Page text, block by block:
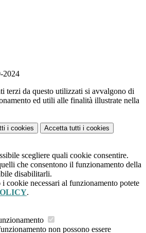
2024
terzi da questo utilizzati si avvalgono di
ed utili alle finalità illustrate nella
i cookies Accetta tutti i cookies
scegliere quali cookie consentire.
che consentono il funzionamento della
disabilitarli.
cookie necessari al funzionamento potete
.
non possono essere